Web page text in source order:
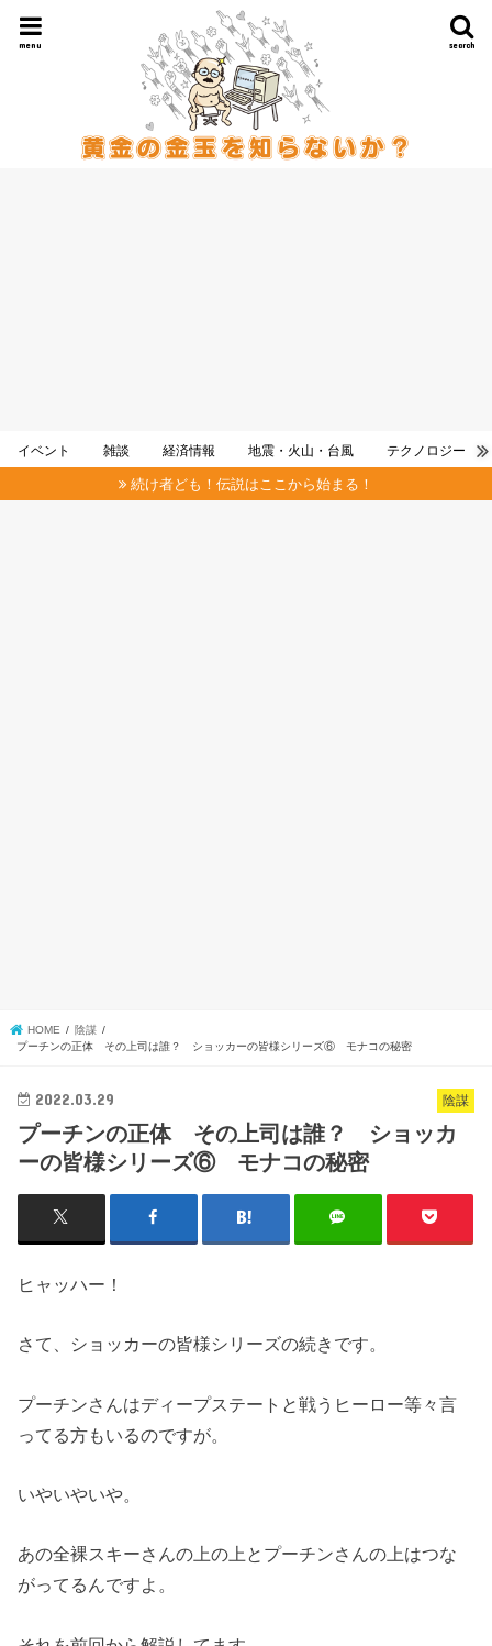
search
menu
イベント 雑談 経済情報 地震・火山・台風 テクノロジー
続け者ども！伝説はここから始まる！
HOME
陰謀
プーチンの正体 その上司は誰？ ショッカーの皆様シリーズ⑥ モナコの秘密
陰謀
2022.03.29
プーチンの正体 その上司は誰？ ショッカ
ーの皆様シリーズ⑥ モナコの秘密
ヒャッハー！
さて、ショッカーの皆様シリーズの続きです。
プーチンさんはディープステートと戦うヒーロー等々言
ってる方もいるのですが。
いやいやいや。
あの全裸スキーさんの上の上とプーチンさんの上はつな
がってるんですよ。